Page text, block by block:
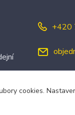
+420
cookies.